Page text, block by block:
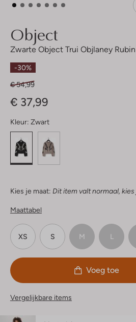
Object
Zwarte Object Trui Objlaney
-30%
€ 54,99
€ 37,99
Kleur: Zwart
Kies je maat: Dit item valt normaal,
Maattabel
XS S M L
Voeg toe
Vergelijkbare items